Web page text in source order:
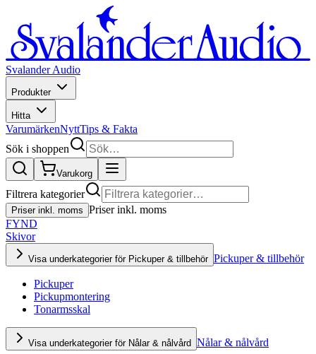
Svalander Audio
Produkter
Hitta
VarumärkenNyttTips & Fakta
Sök i shoppen
Varukorg
Filtrera kategorier
Priser inkl. moms Priser inkl. moms
FYND
Skivor
Visa underkategorier för Pickuper & tillbehör Pickuper & tillbehör
Pickuper
Pickupmontering
Tonarmsskal
Visa underkategorier för Nålar & nålvård Nålar & nålvård